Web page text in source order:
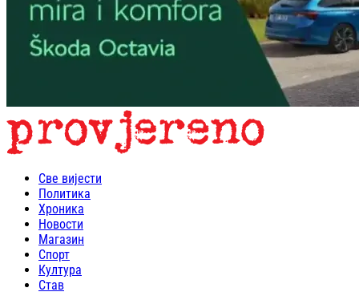
Све вијести
Политика
Хроника
Новости
Магазин
Спорт
Култура
Став